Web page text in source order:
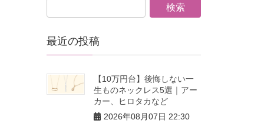
最近の投稿
【10万円台】後悔しない一
生ものネックレス5選｜アー
カー、ヒロタカなど
2026年08月07日 22:30